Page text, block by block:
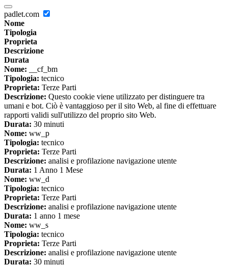
padlet.com
Nome
Tipologia
Proprieta
Descrizione
Durata
Nome: __cf_bm
Tipologia: tecnico
Proprieta: Terze Parti
Descrizione: Questo cookie viene utilizzato per distinguere tra
umani e bot. Ciò è vantaggioso per il sito Web, al fine di effettuare
rapporti validi sull'utilizzo del proprio sito Web.
Durata: 30 minuti
Nome: ww_p
Tipologia: tecnico
Proprieta: Terze Parti
Descrizione: analisi e profilazione navigazione utente
Durata: 1 Anno 1 Mese
Nome: ww_d
Tipologia: tecnico
Proprieta: Terze Parti
Descrizione: analisi e profilazione navigazione utente
Durata: 1 anno 1 mese
Nome: ww_s
Tipologia: tecnico
Proprieta: Terze Parti
Descrizione: analisi e profilazione navigazione utente
Durata: 30 minuti